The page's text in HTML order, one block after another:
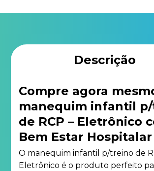
Descrição
Compre agora
manequim infantil
de RCP – Eletrônico
Bem Estar Hospitalar
O manequim infantil p/treino de
Eletrônico é o produto perfeito